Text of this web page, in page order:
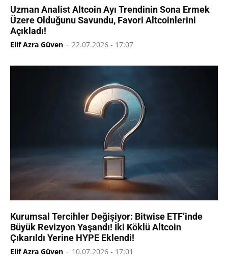
Uzman Analist Altcoin Ayı Trendinin Sona Ermek
Üzere Olduğunu Savundu, Favori Altcoinlerini
Açıkladı!
Elif Azra Güven - 22.07.2026 - 17:07
Kurumsal Tercihler Değişiyor: Bitwise ETF’inde
Büyük Revizyon Yaşandı! İki Köklü Altcoin
Çıkarıldı Yerine HYPE Eklendi!
Elif Azra Güven - 10.07.2026 - 17:01